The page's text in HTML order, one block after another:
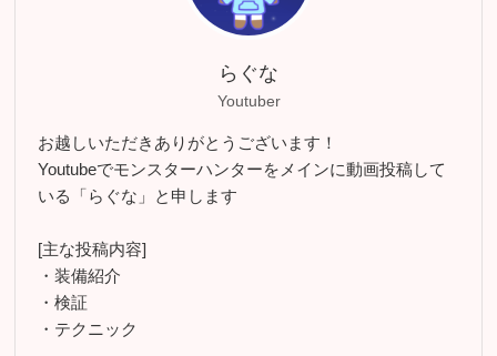
らぐな
Youtuber
お越しいただきありがとうございます！
Youtubeでモンスターハンターをメインに動画投稿して
いる「らぐな」と申します
[主な投稿内容]
・装備紹介
・検証
・テクニック